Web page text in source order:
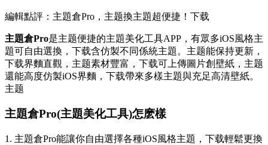
編輯點評：主題倉Pro，主题換主題超便捷！下载
主題倉Pro是主题便捷的主題美化工具APP，有眾多iOS風格主
題可自由選換，下载含仿製不同係統主題。主题能保持更新，
下载界麵直觀，主题素材豐富，下载可上傳圖片創壁紙，主题
還能高度仿製iOS界麵，下载帶來多樣主題與充足高清壁紙。
主题
主題倉Pro(主題美化工具)怎麽樣
1. 主題倉Pro能讓你自由選擇各種iOS風格主題，下载輕鬆更換